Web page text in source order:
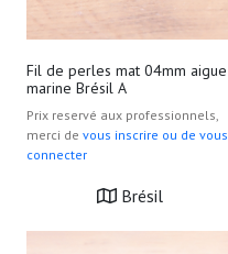
Fil de perles mat 04mm aigue
marine Brésil A
Prix reservé aux professionnels,
merci de vous inscrire ou de vous
connecter
Brésil